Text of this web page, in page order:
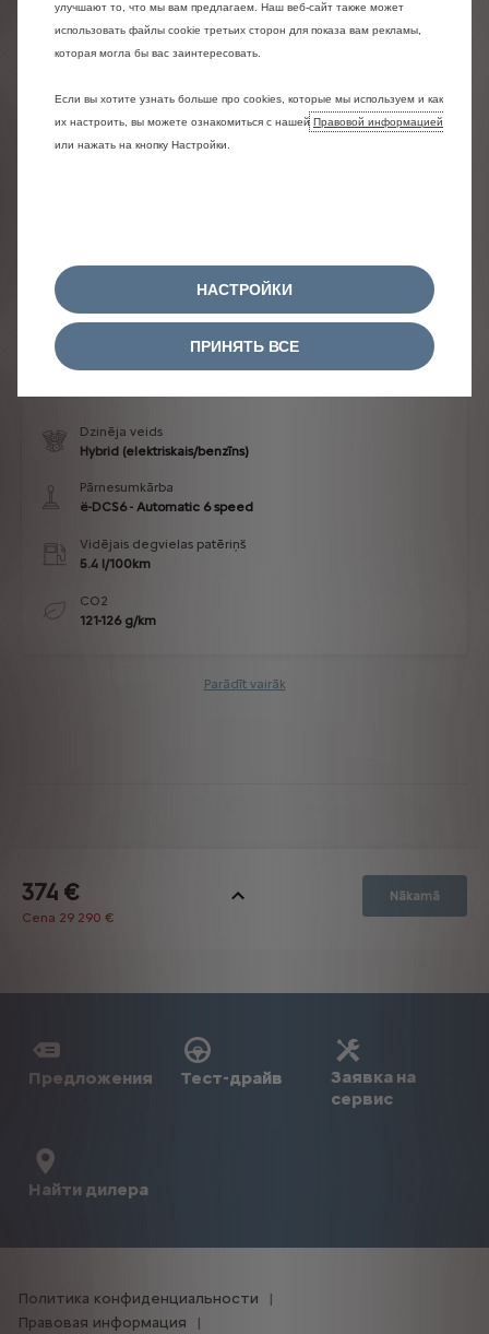
Предложения Тест-драйв
Заявка на
сервис
Найти дилера
Политика конфиденциальности
Правовая информация
улучшают то, что мы вам предлагаем. Наш веб-сайт также может
использовать файлы cookie третьих сторон для показа вам рекламы,
которая могла бы вас заинтересовать.
Если вы хотите узнать больше про cookies, которые мы используем и как
их настроить, вы можете ознакомиться с нашей Правовой информацией
или нажать на кнопку Настройки.
НАСТРОЙКИ
ПРИНЯТЬ ВСЕ